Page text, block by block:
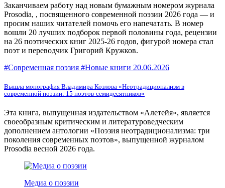
Заканчиваем работу над новым бумажным номером журнала
Prosodia, , посвященного современной поэзии 2026 года — и
просим наших читателей помочь его напечатать. В номер
вошли 20 лучших подборок первой половины года, рецензии
на 26 поэтических книг 2025-26 годов, фигурой номера стал
поэт и переводчик Григорий Кружков.
#Современная поэзия #Новые книги 20.06.2026
Вышла монография Владимира Козлова «Неотрадиционализм в
современной поэзии: 15 поэтов-семидесятников»
Эта книга, выпущенная издательством «Алетейя», является
своеобразным критическим и литературоведческим
дополнением антологии «Поэзия неотрадиционализма: три
поколения современных поэтов», выпущенной журналом
Prosodia весной 2026 года.
Медиа о поэзии